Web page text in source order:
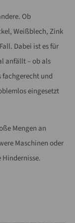
Ob
Weißblech, Zink
Dabei ist es für
anfällt – ob als
fachgerecht und
eingesetzt
Mengen an
Maschinen oder